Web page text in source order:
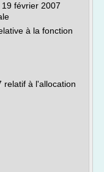
février 2007
à la fonction
relatif à l'allocation